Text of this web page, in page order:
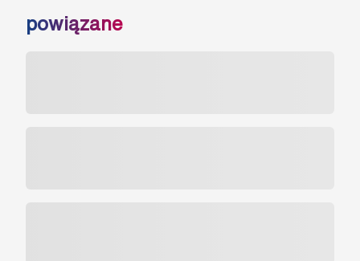
powiązane